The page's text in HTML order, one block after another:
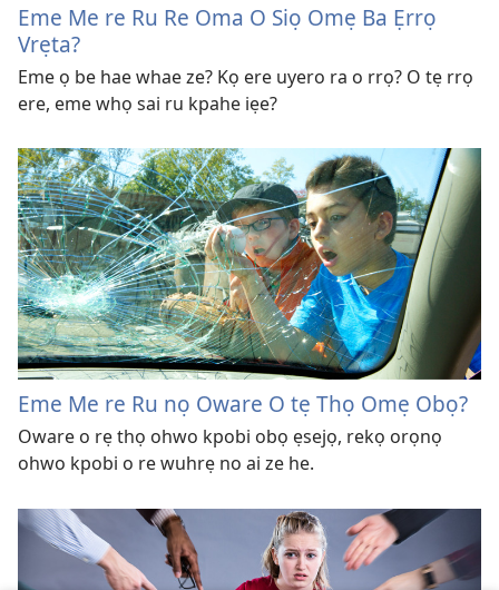
Eme Me re Ru Re Oma O Siọ Omẹ Ba Ẹrrọ
Vrẹta?
Eme ọ be hae whae ze? Kọ ere uyero ra o rrọ? O tẹ rrọ
ere, eme whọ sai ru kpahe iẹe?
Eme Me re Ru nọ Oware O tẹ Thọ Omẹ Obọ?
Oware o rẹ thọ ohwo kpobi obọ ẹsejọ, rekọ orọnọ
ohwo kpobi o re wuhrẹ no ai ze he.